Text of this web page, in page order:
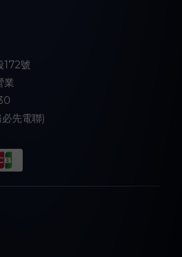
172號
業
先電聯)